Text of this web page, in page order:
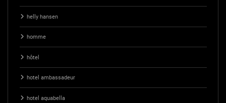
helly hansen
homme
hôtel
hotel ambassadeur
hotel aquabella